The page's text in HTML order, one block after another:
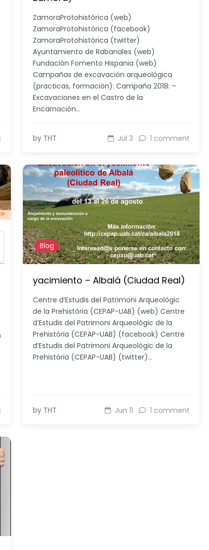
ZamoraProtohistórica (web)
ZamoraProtohistórica (facebook)
ZamoraProtohistórica (twitter)
Ayuntamiento de Rabanales (web)
Fundación Fomento Hispania (web)
Campañas de excavación arqueológica
(practicas, formación): Campaña 2018: –
Excavaciones en el Castro de la
Encarnación…
by THT Jul 3 1 comment
Blog
yacimiento – Albalá (Ciudad Real)
Centre d’Estudis del Patrimoni Arqueològic
de la Prehistòria (CEPAP-UAB) (web) Centre
d’Estudis del Patrimoni Arqueològic de la
Prehistòria (CEPAP-UAB) (facebook) Centre
d’Estudis del Patrimoni Arqueològic de la
Prehistòria (CEPAP-UAB) (twitter)…
by THT Jun 11 1 comment